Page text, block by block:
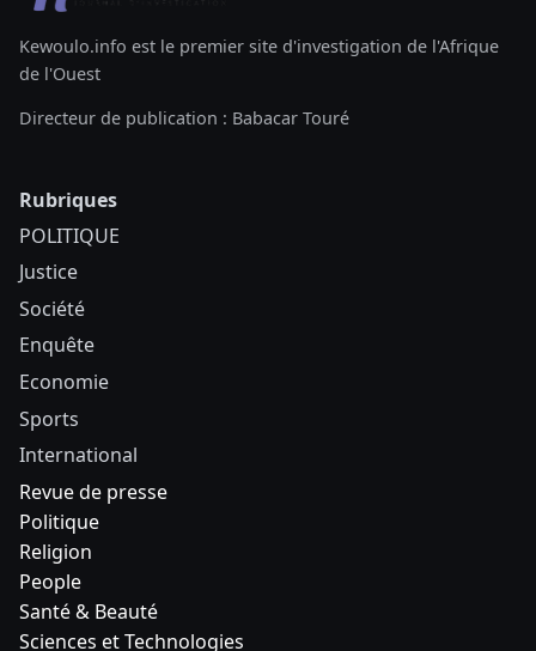
Kewoulo.info est le premier site d'investigation de l'Afrique
de l'Ouest
Directeur de publication : Babacar Touré
Rubriques
POLITIQUE
Justice
Société
Enquête
Economie
Sports
International
Revue de presse
Politique
Religion
People
Santé & Beauté
Sciences et Technologies